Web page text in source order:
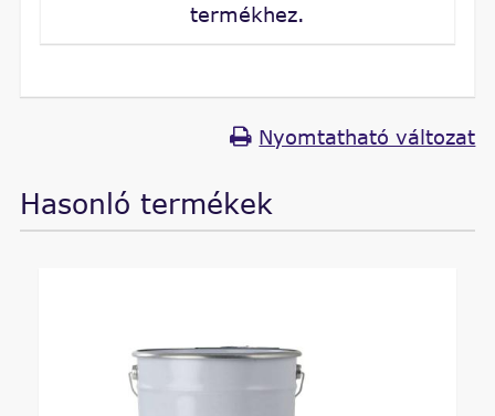
termékhez.
Nyomtatható változat
Hasonló termékek